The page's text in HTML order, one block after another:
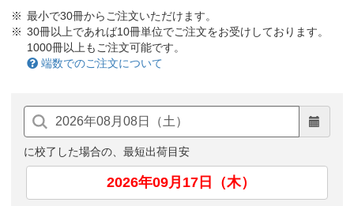
最小で30冊からご注文いただけます。
30冊以上であれば10冊単位でご注文をお受けしております。
1000冊以上もご注文可能です。
端数でのご注文について
に校了した場合の、最短出荷目安
2026年09月17日（木）